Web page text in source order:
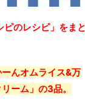
ピのレシピ」をまと
んオムライス&万
ーム」の3品。